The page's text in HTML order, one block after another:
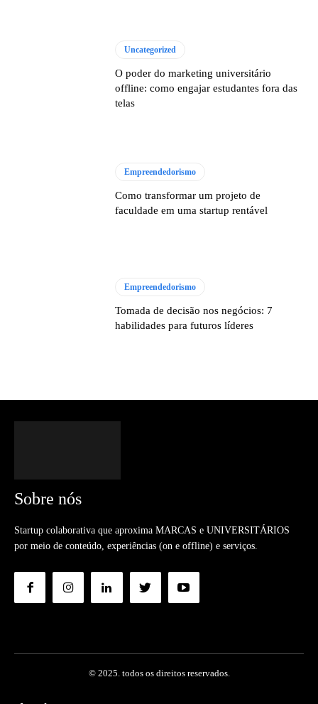
Uncategorized
O poder do marketing universitário
offline: como engajar estudantes fora das
telas
Empreendedorismo
Como transformar um projeto de
faculdade em uma startup rentável
Empreendedorismo
Tomada de decisão nos negócios: 7
habilidades para futuros líderes
Sobre nós
Startup colaborativa que aproxima MARCAS e UNIVERSITÁRIOS
por meio de conteúdo, experiências (on e offline) e serviços.
© 2025. todos os direitos reservados.